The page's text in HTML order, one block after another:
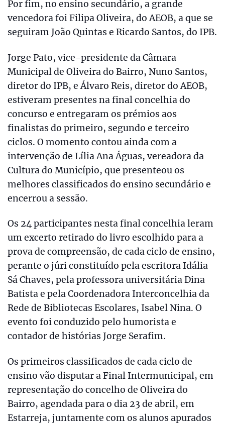
Por fim, no ensino secundário, a grande
vencedora foi Filipa Oliveira, do AEOB, a que se
seguiram João Quintas e Ricardo Santos, do IPB.
Jorge Pato, vice-presidente da Câmara
Municipal de Oliveira do Bairro, Nuno Santos,
diretor do IPB, e Álvaro Reis, diretor do AEOB,
estiveram presentes na final concelhia do
concurso e entregaram os prémios aos
finalistas do primeiro, segundo e terceiro
ciclos. O momento contou ainda com a
intervenção de Lília Ana Águas, vereadora da
Cultura do Município, que presenteou os
melhores classificados do ensino secundário e
encerrou a sessão.
Os 24 participantes nesta final concelhia leram
um excerto retirado do livro escolhido para a
prova de compreensão, de cada ciclo de ensino,
perante o júri constituído pela escritora Idália
Sá Chaves, pela professora universitária Dina
Batista e pela Coordenadora Interconcelhia da
Rede de Bibliotecas Escolares, Isabel Nina. O
evento foi conduzido pelo humorista e
contador de histórias Jorge Serafim.
Os primeiros classificados de cada ciclo de
ensino vão disputar a Final Intermunicipal, em
representação do concelho de Oliveira do
Bairro, agendada para o dia 23 de abril, em
Estarreja, juntamente com os alunos apurados